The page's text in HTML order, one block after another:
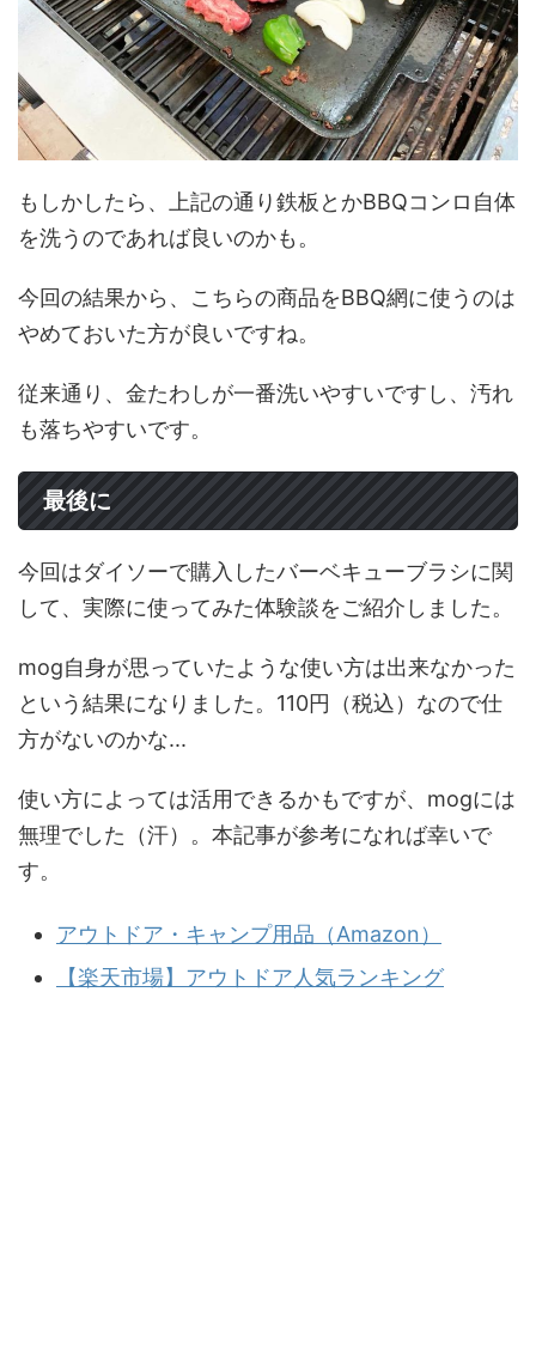
もしかしたら、上記の通り鉄板とかBBQコンロ自体
を洗うのであれば良いのかも。
今回の結果から、こちらの商品をBBQ網に使うのは
やめておいた方が良いですね。
従来通り、金たわしが一番洗いやすいですし、汚れ
も落ちやすいです。
最後に
今回はダイソーで購入したバーベキューブラシに関
して、実際に使ってみた体験談をご紹介しました。
mog自身が思っていたような使い方は出来なかった
という結果になりました。110円（税込）なので仕
方がないのかな...
使い方によっては活用できるかもですが、mogには
無理でした（汗）。本記事が参考になれば幸いで
す。
アウトドア・キャンプ用品（Amazon）
【楽天市場】アウトドア人気ランキング